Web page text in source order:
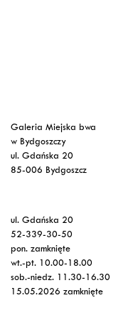
Galeria Miejska bwa
w Bydgoszczy
ul. Gdańska 20
85-006 Bydgoszcz
ul. Gdańska 20
52-339-30-50
pon. zamknięte
wt.-pt. 10.00-18.00
sob.-niedz. 11.30-16.30
15.05.2026 zamknięte